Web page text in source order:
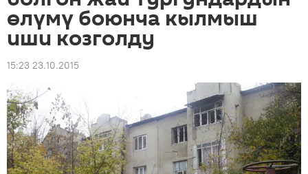
өлүмү боюнча кылмыш
иши козголду
15:23 23.10.2015